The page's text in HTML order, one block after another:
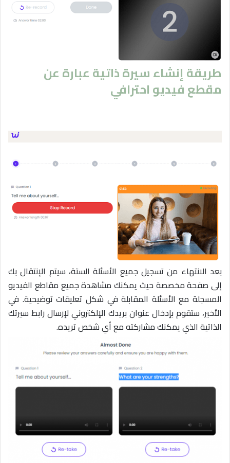
طريقة إنشاء سيرة ذاتية عبارة عن
مقطع فيديو احترافي
بعد الانتهاء من تسجيل جميع الأسئلة الستة، سيتم الإنتقال بك
إلى صفحة مخصصة حيث يمكنك مشاهدة جميع مقاطع الفيديو
المسجلة مع الأسئلة المقابلة في شكل تعليقات توضيحية. في
الأخير، ستقوم بإدخال عنوان بريدك الإلكتروني لإرسال رابط سيرتك
الذاتية الذي يمكنك مشاركته مع أي شخص تريده.